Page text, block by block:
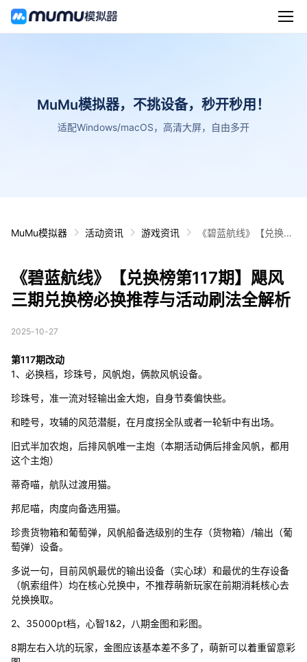
MuMu模拟器，不挑设备，秒开秒用！
适配Windows/macOS，高清大屏，自由多开
MuMu模拟器 活动资讯 游戏资讯
《碧蓝航线》【兑换榜
法全解析
《碧蓝航线》【兑换榜第117期】飓风
三期兑换榜必换推荐与活动刷法全解析
2025-10-27
第117期改动
1、必换档，珍珠号，风帆炮，俩款风帆设备。
珍珠号，准一流对轻输出金大炮，自身节奏偏快些。
和睦号，攻辅的风范潜艇，在月度拐全队或者一轮斩中有出场。
旧式半加农炮，后排风帆唯一主炮（本期活动俩后排金风帆，都用
这个主炮）
蒂奇喵，航队过渡用猫。
邦尼喵，肉度向备选用猫。
珍贵货物箱和葡萄弹，风帆船备选级别的生存（货物箱）/输出（葡
萄弹）设备。
多说一句，目前风帆最优的输出设备（实心球）和最优的生存设备
（帆索组件）均在核心兑换中，不推荐萌新玩家在前期消耗核心去
兑换换取。
2、35000pt档，心智1&2，八期金图和彩图。
8期左右入坑的玩家，金图应该基本差不多了，萌新可以着重留意彩